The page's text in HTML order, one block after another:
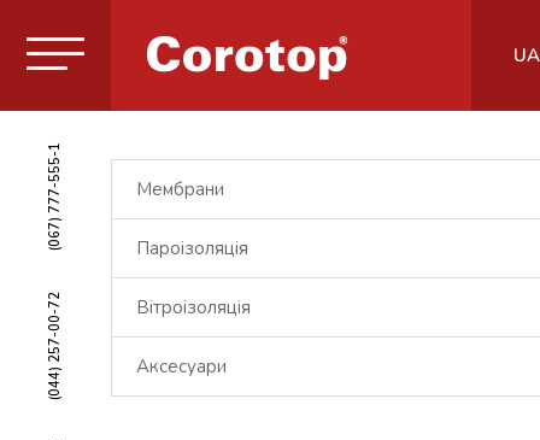
UA
(044) 257-00-72
(067) 777-555-1 Мембрани
Пароізоляція
Вітроізоляція
Аксесуари